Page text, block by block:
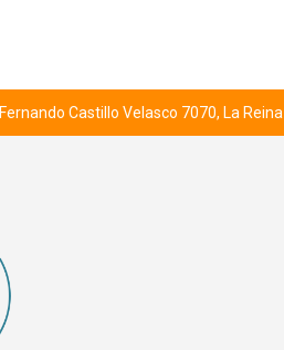
Fernando Castillo Velasco 7070, La Reina